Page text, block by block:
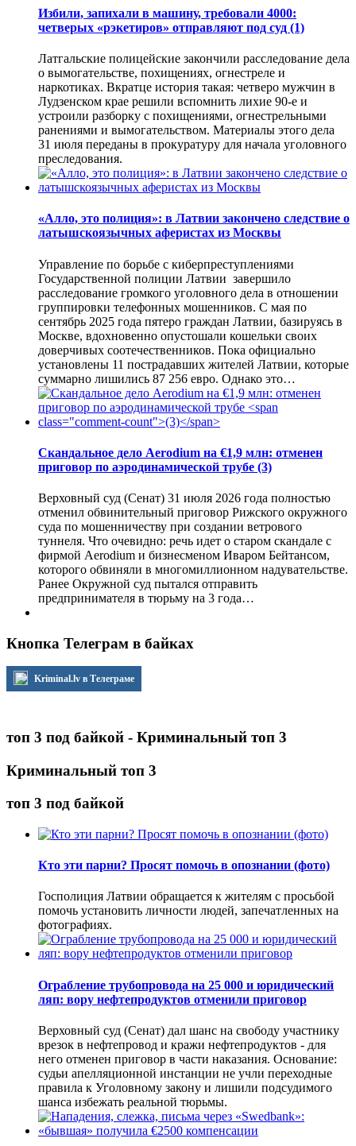
Избили, запихали в машину, требовали 4000:
четверых «рэкетиров» отправляют под суд (1)
Латгальские полицейские закончили расследование дела
о вымогательстве, похищениях, огнестреле и
наркотиках. Вкратце история такая: четверо мужчин в
Лудзенском крае решили вспомнить лихие 90-е и
устроили разборку с похищениями, огнестрельными
ранениями и вымогательством. Материалы этого дела
31 июля переданы в прокуратуру для начала уголовного
преследования.
«Алло, это полиция»: в Латвии закончено следствие о
латышскоязычных аферистах из Москвы
Управление по борьбе с киберпреступлениями
Государственной полиции Латвии завершило
расследование громкого уголовного дела в отношении
группировки телефонных мошенников. С мая по
сентябрь 2025 года пятеро граждан Латвии, базируясь в
Москве, вдохновенно опустошали кошельки своих
доверчивых соотечественников. Пока официально
установлены 11 пострадавших жителей Латвии, которые
суммарно лишились 87 256 евро. Однако это…
Скандальное дело Aerodium на €1,9 млн: отменен
приговор по аэродинамической трубе (3)
Верховный суд (Сенат) 31 июля 2026 года полностью
отменил обвинительный приговор Рижского окружного
суда по мошенничеству при создании ветрового
туннеля. Что очевидно: речь идет о старом скандале с
фирмой Aerodium и бизнесменом Иваром Бейтансом,
которого обвиняли в многомиллионном надувательстве.
Ранее Окружной суд пытался отправить
предпринимателя в тюрьму на 3 года…
Кнопка Телеграм в байках
Kriminal.lv в Телеграме
топ 3 под байкой - Криминальный топ 3
Криминальный топ 3
топ 3 под байкой
Кто эти парни? Просят помочь в опознании (фото)
Госполиция Латвии обращается к жителям с просьбой
помочь установить личности людей, запечатленных на
фотографиях.
Ограбление трубопровода на 25 000 и юридический
ляп: вору нефтепродуктов отменили приговор
Верховный суд (Сенат) дал шанс на свободу участнику
врезок в нефтепровод и кражи нефтепродуктов - для
него отменен приговор в части наказания. Основание:
судьи апелляционной инстанции не учли переходные
правила к Уголовному закону и лишили подсудимого
шанса избежать реальной тюрьмы.